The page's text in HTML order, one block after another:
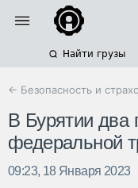
Найти грузы
← Безопасность и
В Бурятии два
федеральной
09:23, 18 Января 2023